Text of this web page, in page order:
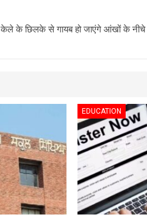
केले के छिलके से गायब हो जाएंगे आंखों के
EDUCATION